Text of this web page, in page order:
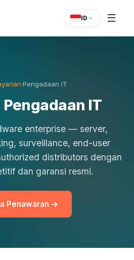
ID ☰
·Pengadaan IT
IT
enterprise — server,
surveillance, end-user
distributors dengan
dan garansi resmi.
Penawaran →